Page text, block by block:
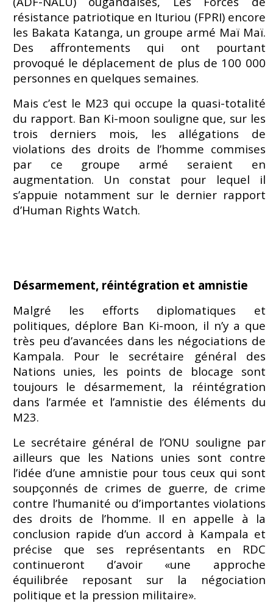
résistance patriotique en Ituriou (FPRI) encore
les Bakata Katanga, un groupe armé Maï Maï.
Des affrontements qui ont pourtant
provoqué le déplacement de plus de 100 000
personnes en quelques semaines.
Mais c’est le M23 qui occupe la quasi-totalité
du rapport. Ban Ki-moon souligne que, sur les
trois derniers mois, les allégations de
violations des droits de l’homme commises
par ce groupe armé seraient en
augmentation. Un constat pour lequel il
s’appuie notamment sur le dernier rapport
d’Human Rights Watch.
Désarmement, réintégration et amnistie
Malgré les efforts diplomatiques et
politiques, déplore Ban Ki-moon, il n’y a que
très peu d’avancées dans les négociations de
Kampala. Pour le secrétaire général des
Nations unies, les points de blocage sont
toujours le désarmement, la réintégration
dans l’armée et l’amnistie des éléments du
M23.
Le secrétaire général de l’ONU souligne par
ailleurs que les Nations unies sont contre
l’idée d’une amnistie pour tous ceux qui sont
soupçonnés de crimes de guerre, de crime
contre l’humanité ou d’importantes violations
des droits de l’homme. Il en appelle à la
conclusion rapide d’un accord à Kampala et
précise que ses représentants en RDC
continueront d’avoir «une approche
équilibrée reposant sur la négociation
politique et la pression militaire».